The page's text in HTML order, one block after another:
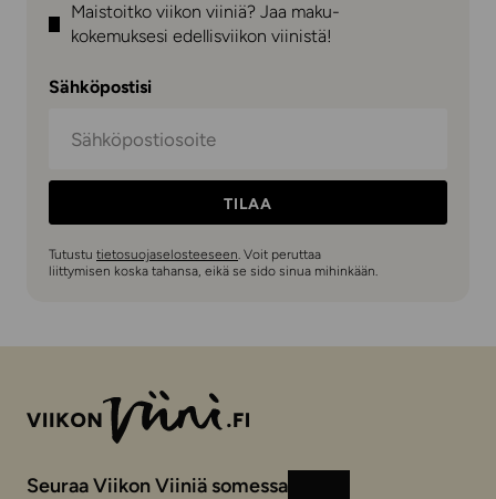
Maistoitko viikon viiniä? Jaa maku-
kokemuksesi edellisviikon viinistä!
Sähköpostisi
TILAA
Tutustu tietosuojaselosteeseen. Voit peruttaa
liittymisen koska tahansa, eikä se sido sinua mihinkään.
Seuraa Viikon Viiniä somessa